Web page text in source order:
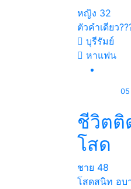
หญิง 32
ตัวคำเดียว
บุรีรัมย์
หาแฟน
ชีวิตติ
โสด
ชาย 48
โสดสนิท อบ